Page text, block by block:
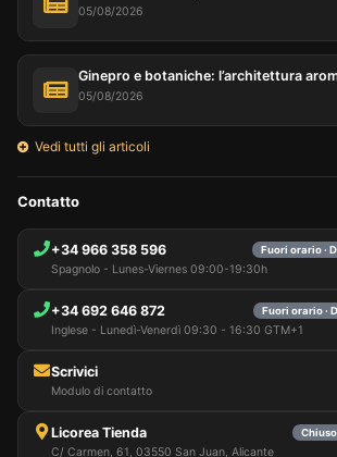
05/08/2026
Ginepro e botaniche: l’architettura
05/08/2026
Vedi tutti gli articoli
Contatto
+34 966 358 596 Fuori orario ·
Spagnolo - Lunes-Viernes 09:00-19:30h
+34 692 646 872 Fuori orario ·
Inglese - Lunedì-Venerdì 09:30 - 16:30 GTM+1
Scrivici
Modulo di contatto
Licorea Tienda
C/ Carmen, 61, 03550 San Juan, Alicante